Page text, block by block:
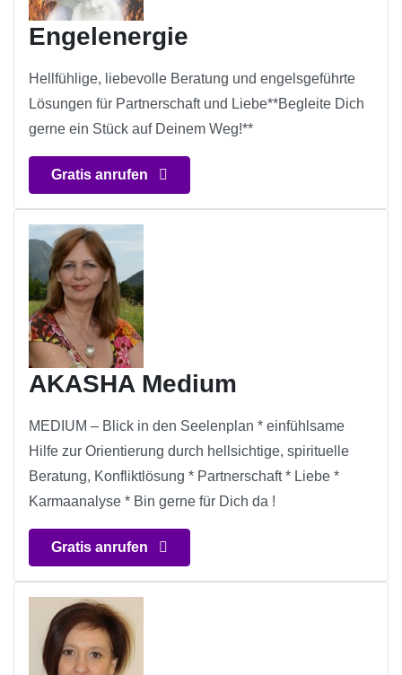
Engelenergie
Hellfühlige, liebevolle Beratung und engelsgeführte
Lösungen für Partnerschaft und Liebe**Begleite Dich
gerne ein Stück auf Deinem Weg!**
Gratis anrufen
AKASHA Medium
MEDIUM – Blick in den Seelenplan * einfühlsame
Hilfe zur Orientierung durch hellsichtige, spirituelle
Beratung, Konfliktlösung * Partnerschaft * Liebe *
Karmaanalyse * Bin gerne für Dich da !
Gratis anrufen